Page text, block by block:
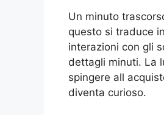
Un minuto
questo si traduce
interazioni con gli
dettagli minuti. La
spingere all
diventa curioso.